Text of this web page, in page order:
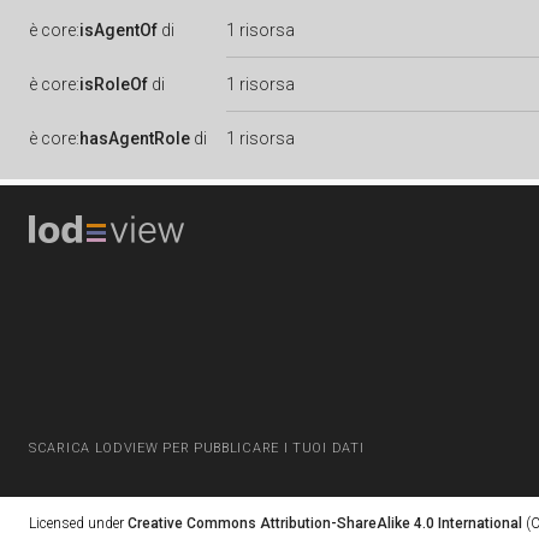
è core:isAgentOf di 1 risorsa
è core:isRoleOf di 1 risorsa
è core:hasAgentRole di 1 risorsa
SCARICA LODVIEW PER PUBBLICARE I TUOI DATI
Licensed under Creative Commons Attribution-ShareAlike 4.0 International